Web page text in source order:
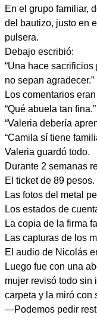
En el grupo familiar,
del bautizo, justo en
pulsera.
Debajo escribió:
“Una hace
no sepan agradecer.”
Los comentarios
“Qué abuela tan fina.”
“Valeria debería
“Camila sí tiene
Valeria guardó todo.
Durante 2 semanas
El ticket de 89 pesos.
Las fotos del metal
Los estados de
La copia de la firma
Las capturas de los
El audio de Nicolás
Luego fue con una
mujer revisó todo sin
carpeta y la miró con
—Podemos pedir